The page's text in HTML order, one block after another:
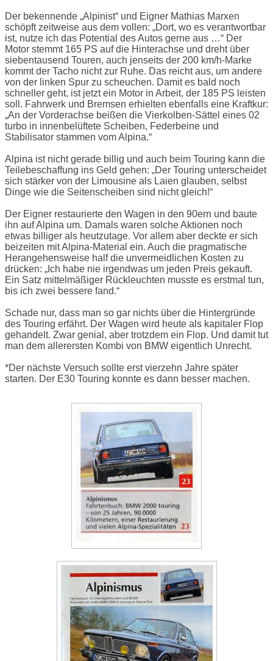
Der bekennende „Alpinist“ und Eigner Mathias Marxen
schöpft zeitweise aus dem vollen: „Dort, wo es verantwortbar
ist, nutze ich das Potential des Autos gerne aus …“ Der
Motor stemmt 165 PS auf die Hinterachse und dreht über
siebentausend Touren, auch jenseits der 200 km/h-Marke
kommt der Tacho nicht zur Ruhe. Das reicht aus, um andere
von der linken Spur zu scheuchen. Damit es bald noch
schneller geht, ist jetzt ein Motor in Arbeit, der 185 PS leisten
soll. Fahrwerk und Bremsen erhielten ebenfalls eine Kraftkur:
„An der Vorderachse beißen die Vierkolben-Sättel eines 02
turbo in innenbelüftete Scheiben, Federbeine und
Stabilisator stammen vom Alpina.“
Alpina ist nicht gerade billig und auch beim Touring kann die
Teilebeschaffung ins Geld gehen: „Der Touring unterscheidet
sich stärker von der Limousine als Laien glauben, selbst
Dinge wie die Seitenscheiben sind nicht gleich!“
Der Eigner restaurierte den Wagen in den 90ern und baute
ihn auf Alpina um. Damals waren solche Aktionen noch
etwas billiger als heutzutage. Vor allem aber deckte er sich
beizeiten mit Alpina-Material ein. Auch die pragmatische
Herangehensweise half die unvermeidlichen Kosten zu
drücken: „Ich habe nie irgendwas um jeden Preis gekauft.
Ein Satz mittelmäßiger Rückleuchten musste es erstmal tun,
bis ich zwei bessere fand.“
Schade nur, dass man so gar nichts über die Hintergründe
des Touring erfährt. Der Wagen wird heute als kapitaler Flop
gehandelt. Zwar genial, aber trotzdem ein Flop. Und damit tut
man dem allerersten Kombi von BMW eigentlich Unrecht.
*Der nächste Versuch sollte erst vierzehn Jahre später
starten. Der E30 Touring konnte es dann besser machen.